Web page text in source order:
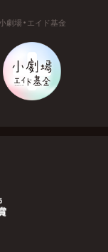
劇場・エイド基金